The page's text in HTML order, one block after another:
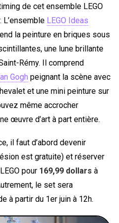
de cet ensemble LEGO
L’ensemble LEGO Ideas
la peinture en briques sous
une lune brillante
Rémy. Il comprend
Gogh peignant la scène avec
et une mini peinture sur
même accrocher
œuvre d’art à part entière.
il faut d’abord devenir
est gratuite) et réserver
pour 169,99 dollars à
le set sera
à partir du 1er juin à 12h.